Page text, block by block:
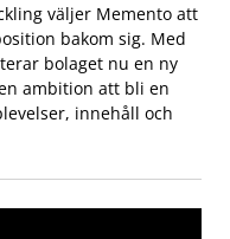
väljer Memento att
bakom sig. Med
bolaget nu en ny
ambition att bli en
innehåll och